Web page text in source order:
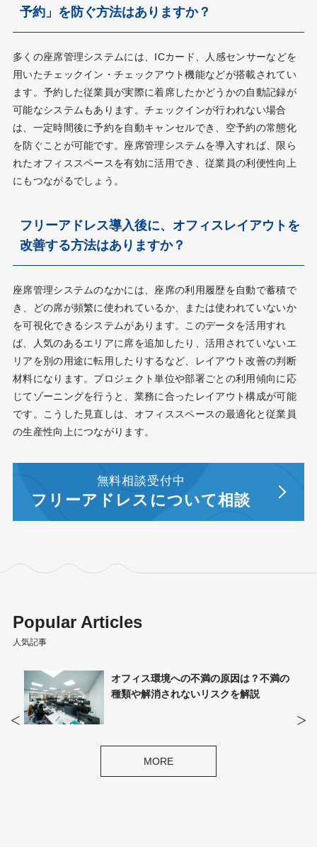
予約」を防ぐ方法はありますか？
多くの座席管理システムには、ICカード、人感センサーなどを
用いたチェックイン・チェックアウト機能などが搭載されてい
ます。予約した従業員が実際に着席したかどうかの自動記録が
可能なシステムもあります。チェックインが行われない場合
は、一定時間後に予約を自動キャンセルでき、空予約の常態化
を防ぐことが可能です。座席管理システムを導入すれば、限ら
れたオフィススペースを有効に活用でき、従業員の利便性向上
にもつながるでしょう。
フリーアドレス導入後に、オフィスレイアウトを
改善する方法はありますか？
座席管理システムのなかには、座席の利用履歴を自動で蓄積で
き、どの席が頻繁に使われているか、または使われていないか
を可視化できるシステムがあります。このデータを活用すれ
ば、人気のあるエリアに席を追加したり、活用されていないエ
リアを別の用途に転用したりするなど、レイアウト改善の判断
材料になります。プロジェクト単位や部署ごとの利用傾向に応
じてゾーニングを行うと、業務に合ったレイアウト構成が可能
です。こうした見直しは、オフィススペースの最適化と従業員
の生産性向上につながります。
無料相談受付中
フリーアドレスについて相談
Popular Articles
人気記事
オフィス環境への不満の原因は？不満の
種類や解消されないリスクを解説
MORE